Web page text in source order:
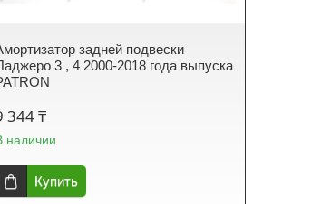
задней подвески
3 , 4 2000-2018 года выпуска
344 ₸
наличии
Купить